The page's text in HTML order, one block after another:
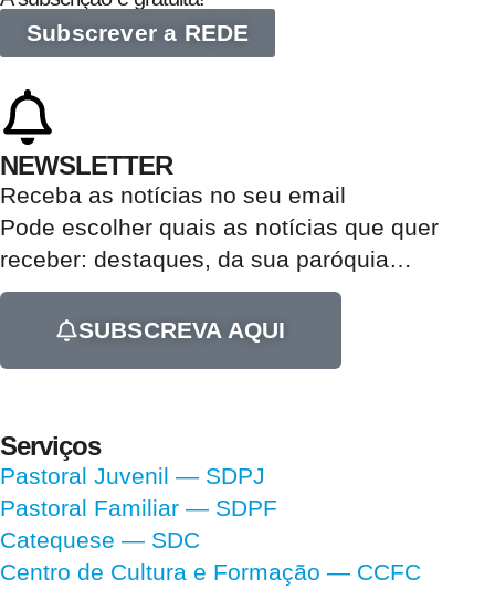
Subscrever a REDE
NEWSLETTER
Receba as notícias no seu email​
Pode escolher quais as notícias que quer
receber: destaques, da sua paróquia…
SUBSCREVA AQUI
Serviços
Pastoral Juvenil — SDPJ
Pastoral Familiar — SDPF
Catequese — SDC
Centro de Cultura e Formação — CCFC